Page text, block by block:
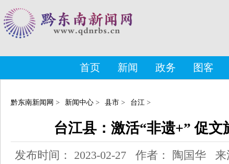
首页 新闻 政务 图客
黔东南新闻网 > 新闻中心 > 县市 > 台江 >
台江县：激活“非遗+” 促文
发布时间： 2023-02-27 作者： 陶国华 来